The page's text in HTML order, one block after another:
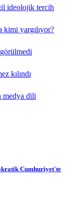
ideolojik tercih
kimi yargılıyor?
kılındı
medya dili
Cumhuriyet'te